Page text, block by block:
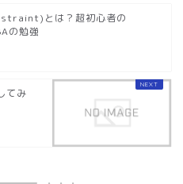
とは？超初心者の
の勉強
てみ